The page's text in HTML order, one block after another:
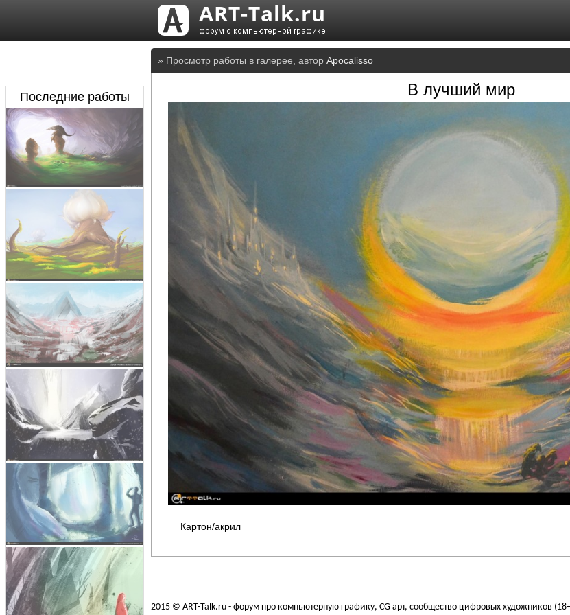
» Просмотр работы в галерее, автор Apocalisso
В лучший мир
Картон/акрил
Последние работы
2015 © ART-Talk.ru - форум про компьютерную графику, CG арт, сообщество цифровых художников